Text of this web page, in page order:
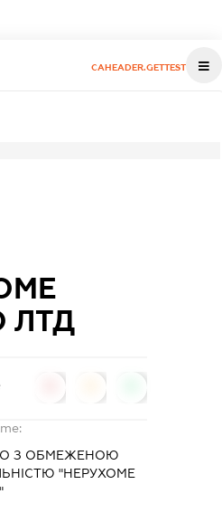
CAHEADER.GETTEST
ЛТД
З ОБМЕЖЕНОЮ
"НЕРУХОМЕ